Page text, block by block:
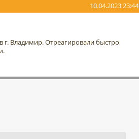
10.04.2023 23:44
г. Владимир. Отреагировали быстро